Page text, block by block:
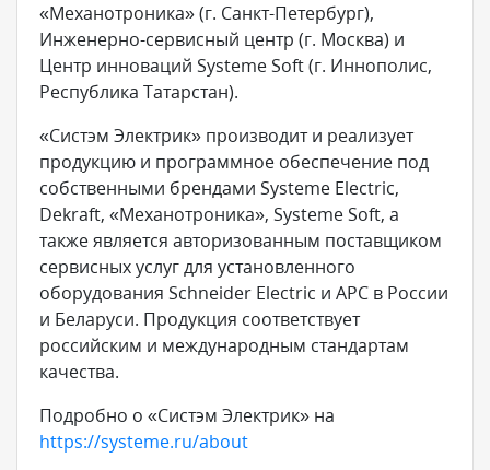
«Механотроника» (г. Санкт-Петербург),
Инженерно-сервисный центр (г. Москва) и
Центр инноваций Systeme Soft (г. Иннополис,
Республика Татарстан).
«Систэм Электрик» производит и реализует
продукцию и программное обеспечение под
собственными брендами Systeme Electric,
Dekraft, «Механотроника», Systeme Soft, а
также является авторизованным поставщиком
сервисных услуг для установленного
оборудования Schneider Electric и APC в России
и Беларуси. Продукция соответствует
российским и международным стандартам
качества.
Подробно о «Систэм Электрик» на
https://systeme.ru/about